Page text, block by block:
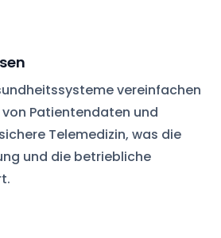
vereinfachen
Patientendaten und
Telemedizin, was die
und die betriebliche